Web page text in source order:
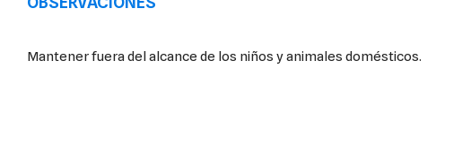
Mantener fuera del alcance de los niños y animales domésticos.